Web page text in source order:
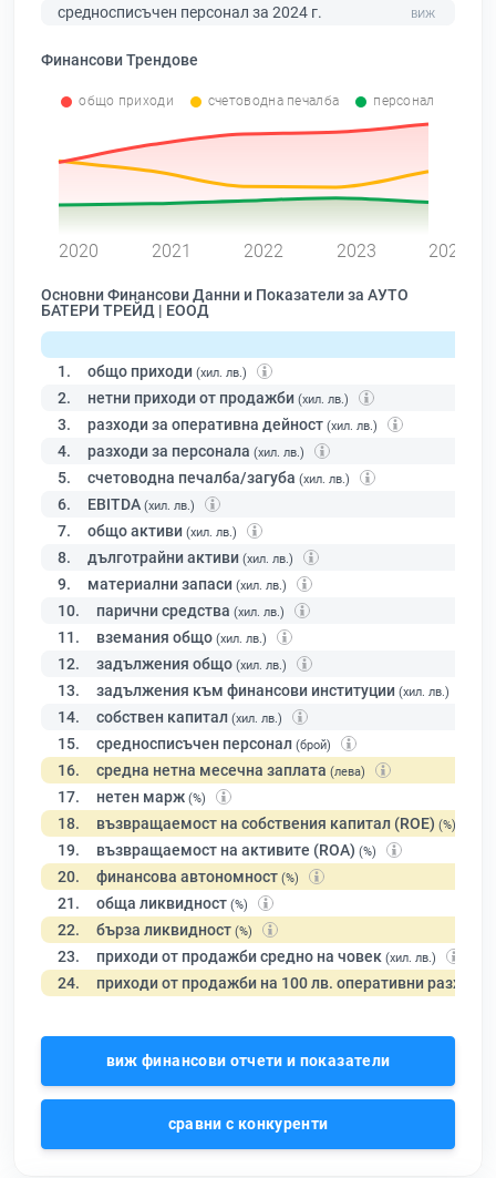
средносписъчен персонал за 2024 г.
Финансови Трендове
общо приходи счетоводна печалба персонал
2020 2021 2022 2023 2024
Основни Финансови Данни и Показатели за АУТО
БАТЕРИ ТРЕЙД | ЕООД
1. общо приходи (хил. лв.)
2. нетни приходи от продажби (хил. лв.)
3. разходи за оперативна дейност (хил. лв.)
4. разходи за персонала (хил. лв.)
5. счетоводна печалба/загуба (хил. лв.)
6. EBITDA (хил. лв.)
7. общо активи (хил. лв.)
8. дълготрайни активи (хил. лв.)
9. материални запаси (хил. лв.)
10. парични средства (хил. лв.)
11. вземания общо (хил. лв.)
12. задължения общо (хил. лв.)
13. задължения към финансови институции (хил. лв.)
14. собствен капитал (хил. лв.)
15. средносписъчен персонал (брой)
16. средна нетна месечна заплата (лева)
17. нетен марж (%)
18. възвращаемост на собствения капитал (ROE) (%)
19. възвращаемост на активите (ROA) (%)
20. финансова автономност (%)
21. обща ликвидност (%)
22. бърза ликвидност (%)
23. приходи от продажби средно на човек (хил. лв.)
24. приходи от продажби на 100 лв. оперативни разходи
виж финансови отчети и показатели
сравни с конкуренти